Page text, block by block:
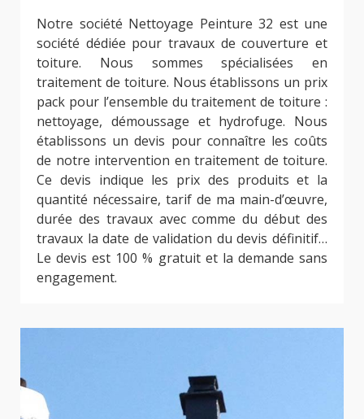
Notre société Nettoyage Peinture 32 est une
société dédiée pour travaux de couverture et
toiture. Nous sommes spécialisées en
traitement de toiture. Nous établissons un prix
pack pour l’ensemble du traitement de toiture :
nettoyage, démoussage et hydrofuge. Nous
établissons un devis pour connaître les coûts
de notre intervention en traitement de toiture.
Ce devis indique les prix des produits et la
quantité nécessaire, tarif de ma main-d’œuvre,
durée des travaux avec comme du début des
travaux la date de validation du devis définitif…
Le devis est 100 % gratuit et la demande sans
engagement.